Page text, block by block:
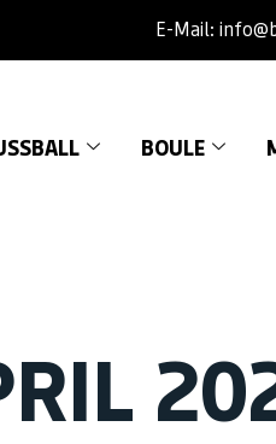
E-Mail:
BOULE